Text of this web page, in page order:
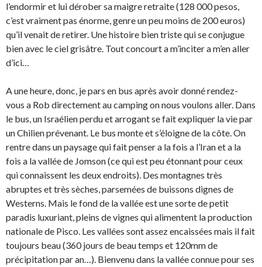
l’endormir et lui dérober sa maigre retraite (128 000 pesos,
c’est vraiment pas énorme, genre un peu moins de 200 euros)
qu’il venait de retirer. Une histoire bien triste qui se conjugue
bien avec le ciel grisâtre. Tout concourt a m’inciter a m’en aller
d’ici…
A une heure, donc, je pars en bus après avoir donné rendez-
vous a Rob directement au camping on nous voulons aller. Dans
le bus, un Israélien perdu et arrogant se fait expliquer la vie par
un Chilien prévenant. Le bus monte et s’éloigne de la côte. On
rentre dans un paysage qui fait penser a la fois a l’Iran et a la
fois a la vallée de Jomson (ce qui est peu étonnant pour ceux
qui connaissent les deux endroits). Des montagnes très
abruptes et très sèches, parsemées de buissons dignes de
Westerns. Mais le fond de la vallée est une sorte de petit
paradis luxuriant, pleins de vignes qui alimentent la production
nationale de Pisco. Les vallées sont assez encaissées mais il fait
toujours beau (360 jours de beau temps et 120mm de
précipitation par an…). Bienvenu dans la vallée connue pour ses